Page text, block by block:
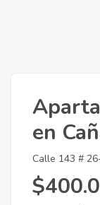
Apartamento Duplex
en
Calle 143 #